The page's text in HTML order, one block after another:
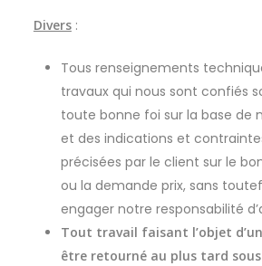
Divers:
Tous renseignements
travaux qui nous sont confiés
toute bonne foi sur la base de
et des indications et
précisées par le client sur le
ou la demande prix, sans
engager notre responsabilité
Tout travail faisant l’objet
être retourné au plus tard